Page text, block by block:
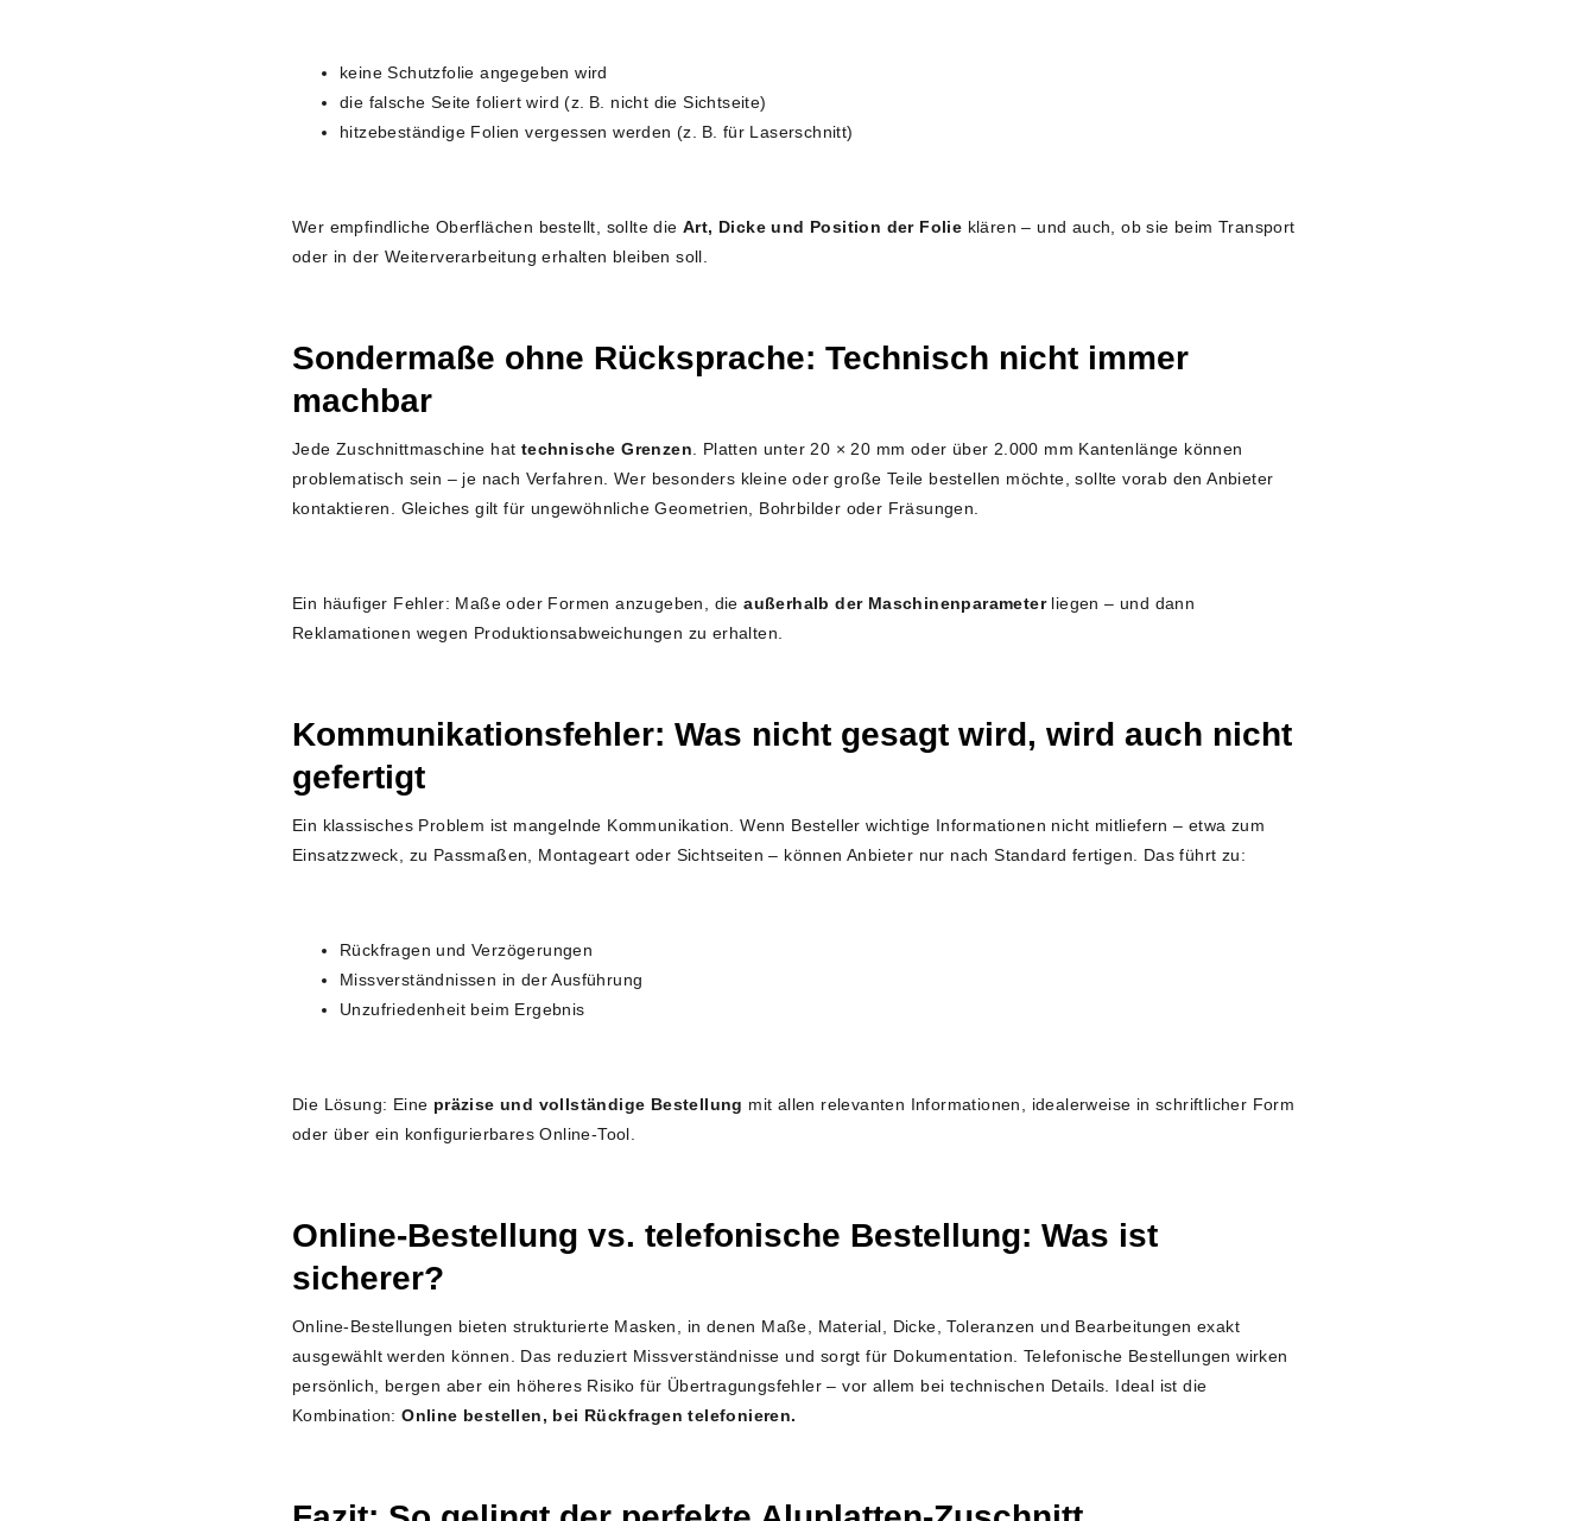
keine Schutzfolie angegeben wird
die falsche Seite foliert wird (z. B. nicht die Sichtseite)
hitzebeständige Folien vergessen werden (z. B. für Laserschnitt)
Wer empfindliche Oberflächen bestellt, sollte die Art, Dicke und Position der Folie klären – und auch, ob sie beim Transport
oder in der Weiterverarbeitung erhalten bleiben soll.
Sondermaße ohne Rücksprache: Technisch nicht immer
machbar
Jede Zuschnittmaschine hat technische Grenzen . Platten unter 20 × 20 mm oder über 2.000 mm Kantenlänge können
problematisch sein – je nach Verfahren. Wer besonders kleine oder große Teile bestellen möchte, sollte vorab den Anbieter
kontaktieren. Gleiches gilt für ungewöhnliche Geometrien, Bohrbilder oder Fräsungen.
Ein häufiger Fehler: Maße oder Formen anzugeben, dieaußerhalb der Maschinenparameterliegen – und dann
Reklamationen wegen Produktionsabweichungen zu erhalten.
Kommunikationsfehler: Was nicht gesagt wird, wird auch nicht
gefertigt
Ein klassisches Problem ist mangelnde Kommunikation. Wenn Besteller wichtige Informationen nicht mitliefern – etwa zum
Einsatzzweck, zu Passmaßen, Montageart oder Sichtseiten – können Anbieter nur nach Standard fertigen. Das führt zu:
Rückfragen und Verzögerungen
Missverständnissen in der Ausführung
Unzufriedenheit beim Ergebnis
Die Lösung: Eine präzise und vollständige Bestellung mit allen relevanten Informationen, idealerweise in schriftlicher Form
oder über ein konfigurierbares Online-Tool.
Online-Bestellung vs. telefonische Bestellung: Was ist
sicherer?
Online-Bestellungen bieten strukturierte Masken, in denen Maße, Material, Dicke, Toleranzen und Bearbeitungen exakt
ausgewählt werden können. Das reduziert Missverständnisse und sorgt für Dokumentation. Telefonische Bestellungen wirken
persönlich, bergen aber ein höheres Risiko für Übertragungsfehler – vor allem bei technischen Details. Ideal ist die
Kombination:Online bestellen, bei Rückfragen telefonieren.